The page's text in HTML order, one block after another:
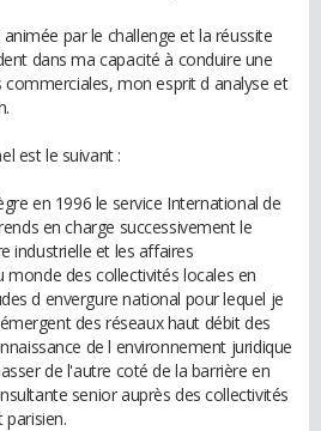
par le challenge et la réussite
dans ma capacité à conduire une
mon esprit d analyse et
est le suivant :
en 1996 le service International de
en charge successivement le
industrielle et les affaires
monde des collectivités locales en
d envergure national pour lequel je
des réseaux haut débit des
de l environnement juridique
de l'autre coté de la barrière en
senior auprès des collectivités
parisien.